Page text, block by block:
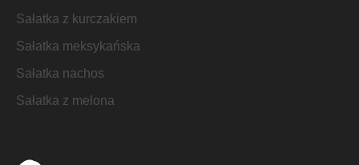
Sałatka z kurczakiem
Sałatka meksykańska
Sałatka nachos
Sałatka z melona